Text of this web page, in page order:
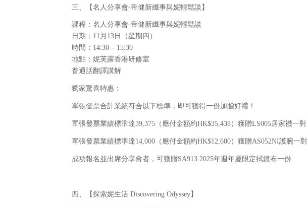
三、【名人分享會-帝健新纖事與妮輕鬆談】
課程：名人分享會-帝健新纖事與妮輕鬆談
日期：11月13日（星期四）
時間：14:30 – 15:30
地點：妮芙露香港研修室
普通話翻譯講解
獨家驚喜特惠：
單張發票合計業績符合以下標準，即可獲得一份加贈好禮！
單張發票業績標準達39,375（應付金額約HK$35,438）獲贈LS005居家襪一對
單張發票業績標準達14,000（應付金額約HK$12,600）獲贈AS052NI護腕一對
成功報名並出席分享會者，可獲贈SA913 2025年週年慶限定拭鏡布一份
四、【探索妮生活 Discovering Odyssey】